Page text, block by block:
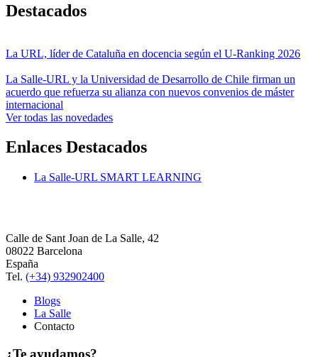
Destacados
La URL, líder de Cataluña en docencia según el U-Ranking 2026
La Salle-URL y la Universidad de Desarrollo de Chile firman un
acuerdo que refuerza su alianza con nuevos convenios de máster
internacional
Ver todas las novedades
Enlaces Destacados
La Salle-URL SMART LEARNING
Calle de Sant Joan de La Salle, 42
08022 Barcelona
España
Tel. (+34) 932902400
Blogs
La Salle
Contacto
¿Te ayudamos?